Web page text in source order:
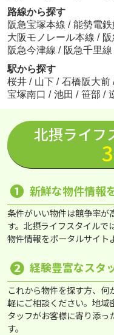
路線から探す
阪急宝塚本線 / 能勢電
大阪モノレール本線 /
阪急今津線 / 阪急千里線
駅から探す
桜井 / 山下 / 石橋阪大前
宝塚南口 / 池田 / 笹部 /
北摂ライフ
3
❶ 新鮮な物件情報
条件がいい物件は競争率が
す。北摂ライフスタイルで
物件情報をポータルサイト
❷ 経験豊富なスタ
これから物件を探す方、
軽にご相談ください。地域
タッフがお客様に寄り添っ
す。